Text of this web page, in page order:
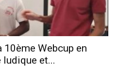
Webcup en
ludique et...